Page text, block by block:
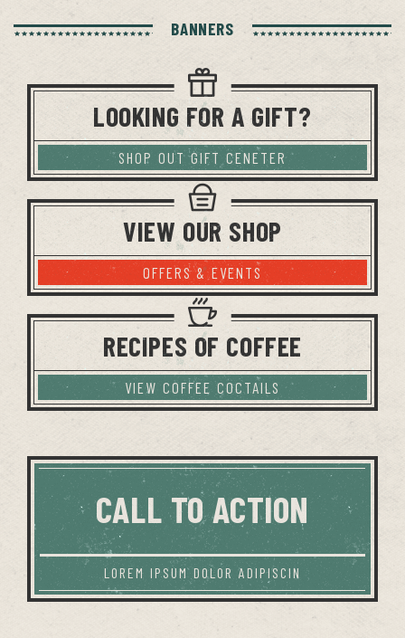
BANNERS
LOOKING FOR A GIFT?
SHOP OUT GIFT CENETER
VIEW OUR SHOP
OFFERS & EVENTS
RECIPES OF COFFEE
VIEW COFFEE COCTAILS
CALL TO ACTION
LOREM IPSUM DOLOR ADIPISCIN